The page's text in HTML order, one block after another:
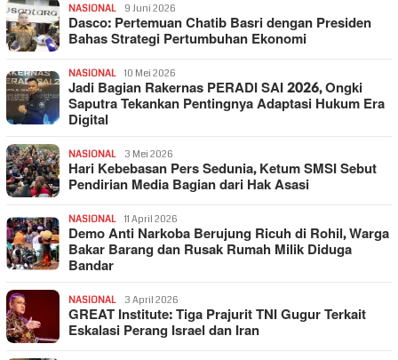
NASIONAL 9 Juni 2026
Dasco: Pertemuan Chatib Basri dengan Presiden
Bahas Strategi Pertumbuhan Ekonomi
NASIONAL 10 Mei 2026
Jadi Bagian Rakernas PERADI SAI 2026, Ongki
Saputra Tekankan Pentingnya Adaptasi Hukum Era
Digital
NASIONAL 3 Mei 2026
Hari Kebebasan Pers Sedunia, Ketum SMSI Sebut
Pendirian Media Bagian dari Hak Asasi
NASIONAL 11 April 2026
Demo Anti Narkoba Berujung Ricuh di Rohil, Warga
Bakar Barang dan Rusak Rumah Milik Diduga
Bandar
NASIONAL 3 April 2026
GREAT Institute: Tiga Prajurit TNI Gugur Terkait
Eskalasi Perang Israel dan Iran